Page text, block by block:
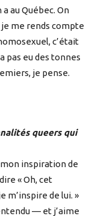
au Québec. On
je me rends compte
c’était
pas eu des tonnes
je pense.
queers qui
mon inspiration de
« Oh, cet
m’inspire de lui. »
— et j’aime